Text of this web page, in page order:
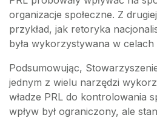
organizacje społeczne. Z
przykład, jak retoryka
była wykorzystywana w
Podsumowując,
jednym z wielu narzędzi
władze PRL do kontrolowania
wpływ był ograniczony, ale